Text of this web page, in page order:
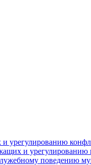
и урегулированию
поведению